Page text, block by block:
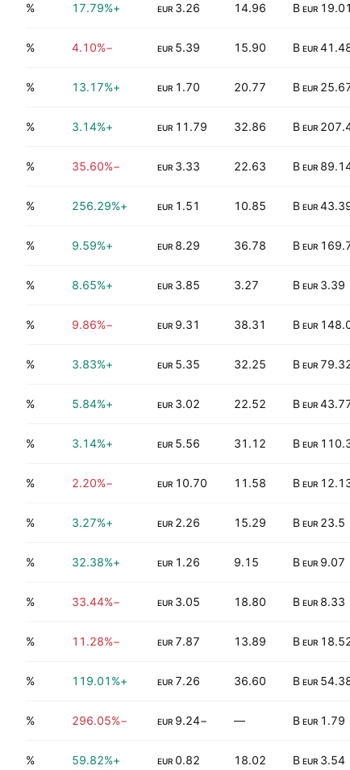
19.01 B
EUR
14.96
3.26
EUR
+17.79%
4.27%
41.48
EUR
15.90
5.39
EUR
−4.10%
2.71%
25.67
EUR
20.77
1.70
EUR
+13.17%
4.28%
EUR
32.86
11.79
EUR
+3.14%
1.84%
89.14
EUR
22.63
3.33
EUR
−35.60%
5.54%
43.39
EUR
10.85
1.51
EUR
+256.29%
4.60%
EUR
36.78
8.29
EUR
+9.59%
1.40%
3.39 B
EUR
3.27
3.85
EUR
+8.65%
0.00%
EUR
38.31
9.31
EUR
−9.86%
0.94%
79.32
EUR
32.25
5.35
EUR
+3.83%
2.34%
43.77
EUR
22.52
3.02
EUR
+5.84%
3.30%
EUR
31.12
5.56
EUR
+3.14%
1.94%
12.13
EUR
11.58
10.70
EUR
−2.20%
3.83%
23.5 B
EUR
15.29
2.26
EUR
+3.27%
4.04%
9.07 B
EUR
9.15
1.26
EUR
+32.38%
5.09%
8.33 B
EUR
18.80
3.05
EUR
−33.44%
4.74%
18.52
EUR
13.89
7.87
EUR
−11.28%
3.11%
54.38
EUR
36.60
7.26
EUR
+119.01%
1.47%
1.79 B
EUR
—
−9.24
EUR
−296.05%
0.00%
3.54 B
EUR
18.02
0.82
EUR
+59.82%
3.03%